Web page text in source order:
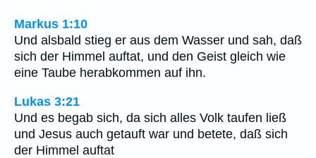
Markus 1:10
Und alsbald stieg er aus dem Wasser und sah, daß
sich der Himmel auftat, und den Geist gleich wie
eine Taube herabkommen auf ihn.
Lukas 3:21
Und es begab sich, da sich alles Volk taufen ließ
und Jesus auch getauft war und betete, daß sich
der Himmel auftat